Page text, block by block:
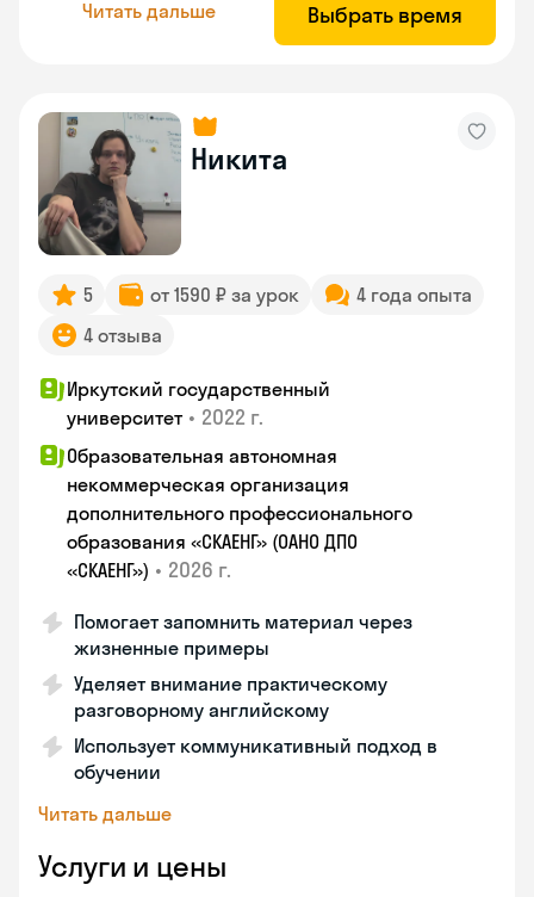
Читать дальше Выбрать время
Никита
5 от 1590 ₽ за урок
4 года опыта
4 отзыва
Иркутский государственный
университет • 2022 г.
Образовательная автономная
некоммерческая организация
дополнительного профессионального
образования «СКАЕНГ» (ОАНО ДПО
«СКАЕНГ») • 2026 г.
Помогает запомнить материал через
жизненные примеры
Уделяет внимание практическому
разговорному английскому
Использует коммуникативный подход в
обучении
Читать дальше
Услуги и цены